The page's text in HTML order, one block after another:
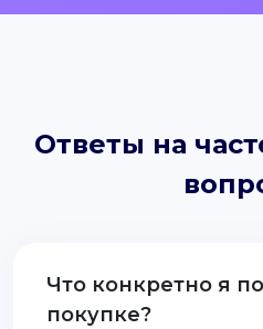
Ответы на
Что конкретно я
покупке?